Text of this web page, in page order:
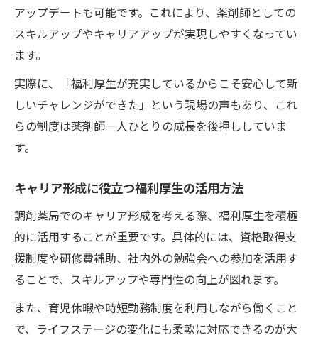
アップデートも可能です。これにより、薬剤師としての
スキルアップやキャリアアップが実現しやすくなってい
ます。
実際に、「福利厚生が充実しているからこそ安心して新
しいチャレンジができた」という現場の声もあり、これ
らの制度は薬剤師一人ひとりの成長を後押ししていま
す。
キャリア形成に役立つ福利厚生の活用方法
調剤薬局でのキャリア形成を考える際、福利厚生を積極
的に活用することが重要です。具体的には、資格取得支
援制度や研修費補助、社内外の勉強会への参加を活用す
ることで、スキルアップや専門性の向上が図れます。
また、育児休暇や時短勤務制度を利用しながら働くこと
で、ライフステージの変化にも柔軟に対応できるのが大